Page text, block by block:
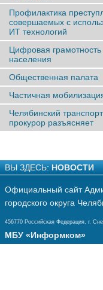
Профилактика
совершаемых с
ИТ технологий
Цифровая грамотность
населения
Общественная палата
Частичная
Челябинский
прокурор разъясняет
ВЫ ЗДЕСЬ: НОВОСТИ
Официальный сайт
городского округа
456770 Российская Федерация, г.
МБУ «Информком»